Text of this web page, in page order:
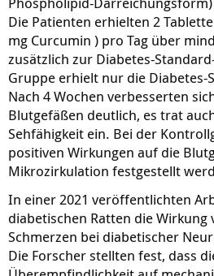
Die Patienten erhielten 2
mg Curcumin ) pro Tag über
zusätzlich zur Diabetes-
Gruppe erhielt nur die
Nach 4 Wochen verbesserten
Blutgefäßen deutlich, es trat
Sehfähigkeit ein. Bei der
positiven Wirkungen auf die
Mikrozirkulation festgestellt
In einer 2021 veröffentlichten
diabetischen Ratten die Wirkung
Schmerzen bei diabetischer
Die Forscher stellten fest, dass